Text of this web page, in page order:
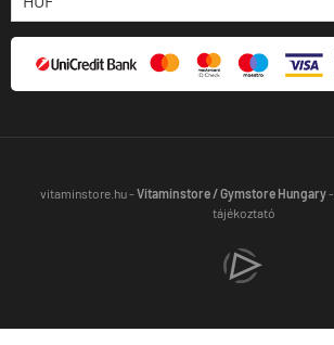
vitaminstore.hu - Vitaminstore / Gymstore Hungary-
tájékoztató